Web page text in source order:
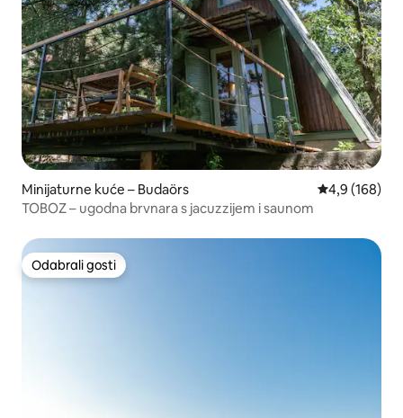
Minijaturne kuće – Budaörs Prosječna
4,9 (168)
TOBOZ – ugodna brvnara s jacuzzijem i saunom
Odabrali gosti
Odabrali gosti